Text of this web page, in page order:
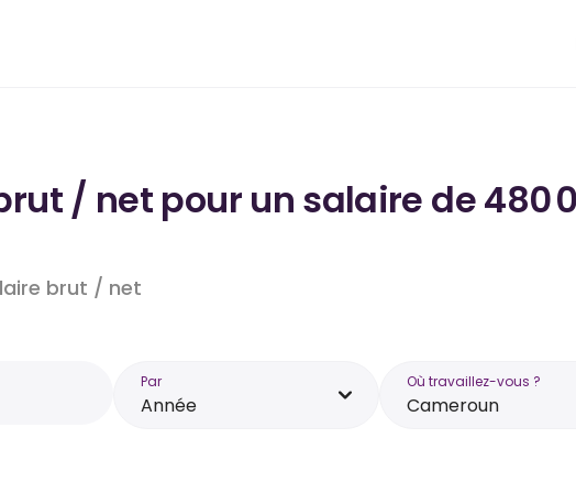
/ net pour un salaire de 480
brut / net
Par
Année
Où travaillez-vous ?
Cameroun